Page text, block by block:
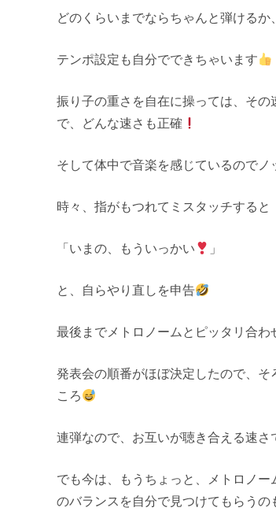
どのくらいまでならちゃんと弾けるか
テンポ設定も自分でできちゃいます
振り子の重さを自在に操っては、そ
で、どんな速さも正確
そして体中で音楽を感じているのでノ
時々、指がもつれてミスタッチすると
「いまの、もういっかい 」
と、自らやり直しを申告
発表会の順番がほぼ決定したので、
ころ
連弾なので、お互いが聴き合える速さ
でも今は、もうちょっと、メトロノ
のバランスを自分で見つけてもらうの